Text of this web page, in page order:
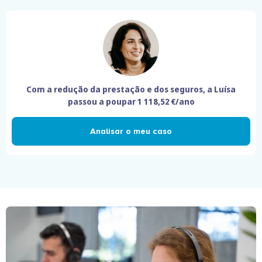
Com a redução da prestação e dos seguros, a Luísa
passou a poupar1 118,52 €/ano
Analisar o meu caso